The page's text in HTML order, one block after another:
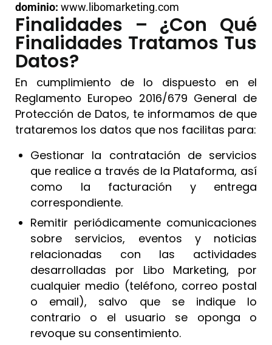
dominio: www.libomarketing.com
Finalidades – ¿con Qué
Finalidades Tratamos Tus
Datos?
En cumplimiento de lo dispuesto en el
Reglamento Europeo 2016/679 General de
Protección de Datos, te informamos de que
trataremos los datos que nos facilitas para:
Gestionar la contratación de servicios
que realice a través de la Plataforma, así
como la facturación y entrega
correspondiente.
Remitir periódicamente comunicaciones
sobre servicios, eventos y noticias
relacionadas con las actividades
desarrolladas por Libo Marketing, por
cualquier medio (teléfono, correo postal
o email), salvo que se indique lo
contrario o el usuario se oponga o
revoque su consentimiento.